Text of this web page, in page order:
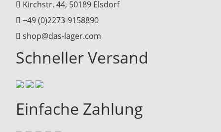
Kirchstr. 44, 50189 Elsdorf
+49 (0)2273-9158890
shop@das-lager.com
Schneller Versand
Einfache Zahlung